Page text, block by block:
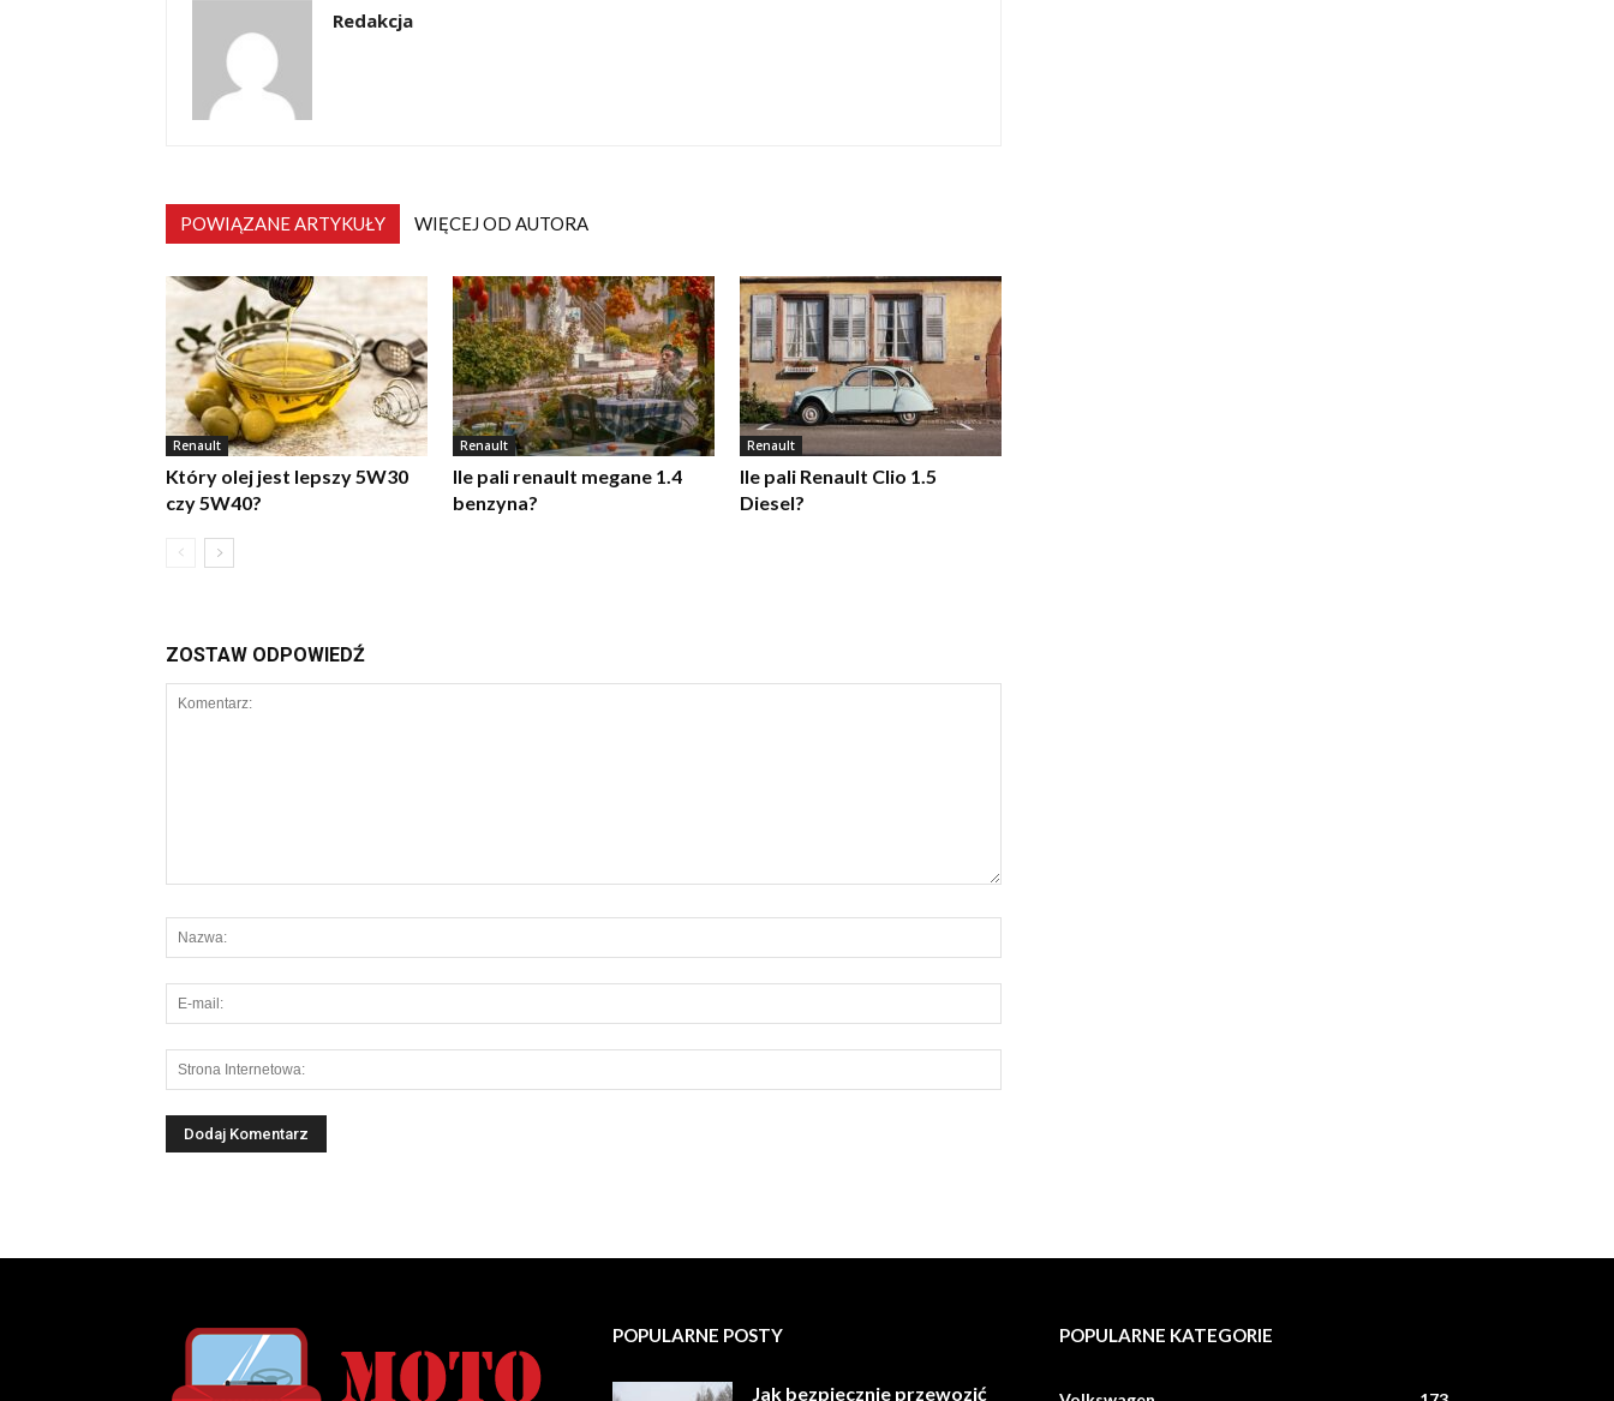
Redakcja
POWIĄZANE ARTYKUŁY WIĘCEJ OD AUTORA
Renault
Który olej jest lepszy 5W30
czy 5W40?
Renault
Ile pali renault megane 1.4
benzyna?
Renault
Ile pali Renault Clio 1.5
Diesel?
ZOSTAW ODPOWIEDŹ
POPULARNE POSTY
Jak bezpiecznie przewozić
POPULARNE KATEGORIE